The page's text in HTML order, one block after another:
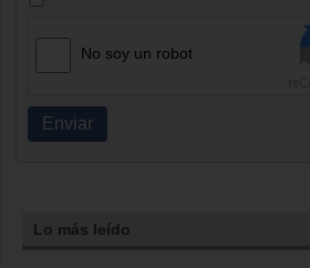
No soy un robot
Enviar
Lo más leído